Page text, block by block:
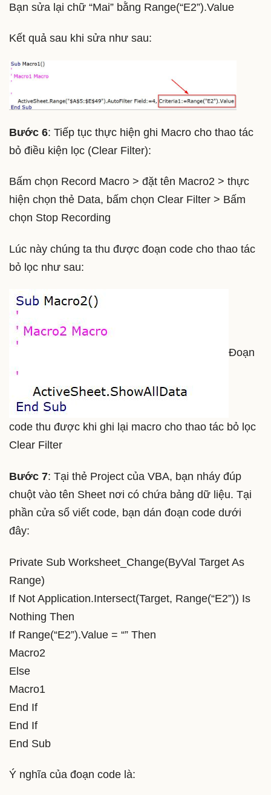
Bạn sửa lại chữ “Mai” bằng Range(“E2”).Value
Kết quả sau khi sửa như sau:
Bước 6: Tiếp tục thực hiện ghi Macro cho thao tác
bỏ điều kiện lọc (Clear Filter):
Bấm chọn Record Macro > đặt tên Macro2 > thực
hiện chọn thẻ Data, bấm chọn Clear Filter > Bấm
chọn Stop Recording
Lúc này chúng ta thu được đoạn code cho thao tác
bỏ lọc như sau:
Đoạn
code thu được khi ghi lại macro cho thao tác bỏ lọc
Clear Filter
Bước 7: Tại thẻ Project của VBA, bạn nháy đúp
chuột vào tên Sheet nơi có chứa bảng dữ liệu. Tại
phần cửa sổ viết code, bạn dán đoạn code dưới
đây:
Private Sub Worksheet_Change(ByVal Target As
Range)
If Not Application.Intersect(Target, Range(“E2”)) Is
Nothing Then
If Range(“E2”).Value = “” Then
Macro2
Else
Macro1
End If
End If
End Sub
Ý nghĩa của đoạn code là: